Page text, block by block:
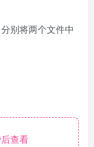
别将两个文件中
查看